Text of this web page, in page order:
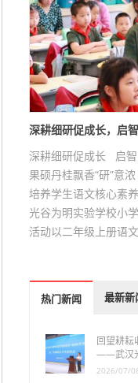
深耕细研促成长，
深耕细研促成长 启智
果硕丹桂飘香“研”意
培养学生语文核心素
光谷为明实验学校小
活动以二年级上册语
热门新闻 最新新
回望耕耘
——武汉
2026/07/